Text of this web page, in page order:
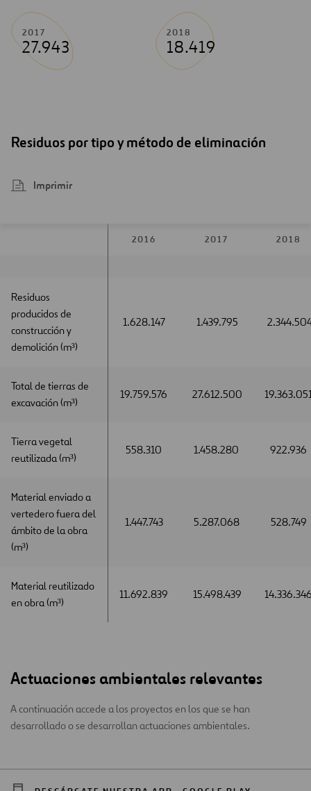
2017
27.943
2018
18.419
Residuos por tipo y método de eliminación
Imprimir
Residuos
producidos de
construcción y
demolición (m³)
Total de tierras de
excavación (m³)
Tierra vegetal
reutilizada (m³)
Material enviado a
vertedero fuera del
ámbito de la obra
(m³)
Material reutilizado
en obra (m³)
2016 2017 2018
Residuos
producidos de
construcción y
demolición (m³)
1.628.147 1.439.795
Total de tierras de
excavación (m³)
19.759.576 27.612.500
Tierra vegetal
reutilizada (m³)
558.310 1.458.280 922.936
Material enviado a
vertedero fuera del
ámbito de la obra
(m³)
1.447.743 5.287.068 528.749
Material reutilizado
en obra (m³)
11.692.839 15.498.439
Actuaciones ambientales relevantes
A continuación accede a los proyectos en los que se han
desarrollado o se desarrollan actuaciones ambientales.